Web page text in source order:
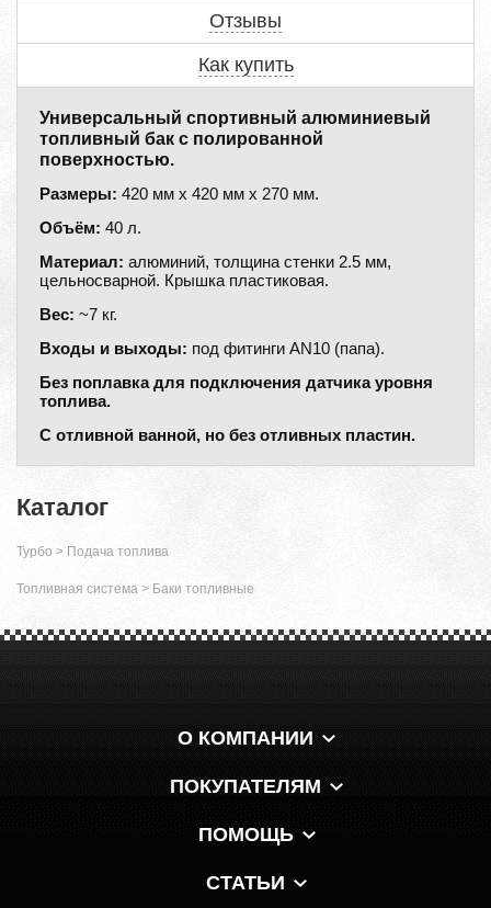
Отзывы
Как купить
Универсальный спортивный алюминиевый
топливный бак с полированной
поверхностью.
Размеры: 420 мм х 420 мм х 270 мм.
Объём: 40 л.
Материал: алюминий, толщина стенки 2.5 мм,
цельносварной. Крышка пластиковая.
Вес: ~7 кг.
Входы и выходы: под фитинги AN10 (папа).
Без поплавка для подключения датчика уровня
топлива.
С отливной ванной, но без отливных пластин.
Каталог
Турбо > Подача топлива
Топливная система > Баки топливные
О КОМПАНИИ
ПОКУПАТЕЛЯМ
ПОМОЩЬ
СТАТЬИ